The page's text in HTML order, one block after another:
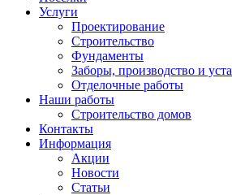
Услуги
Проектирование
Строительство
Фундаменты
Заборы, производство и
Отделочные работы
Наши работы
Строительство домов
Контакты
Информация
Акции
Новости
Статьи